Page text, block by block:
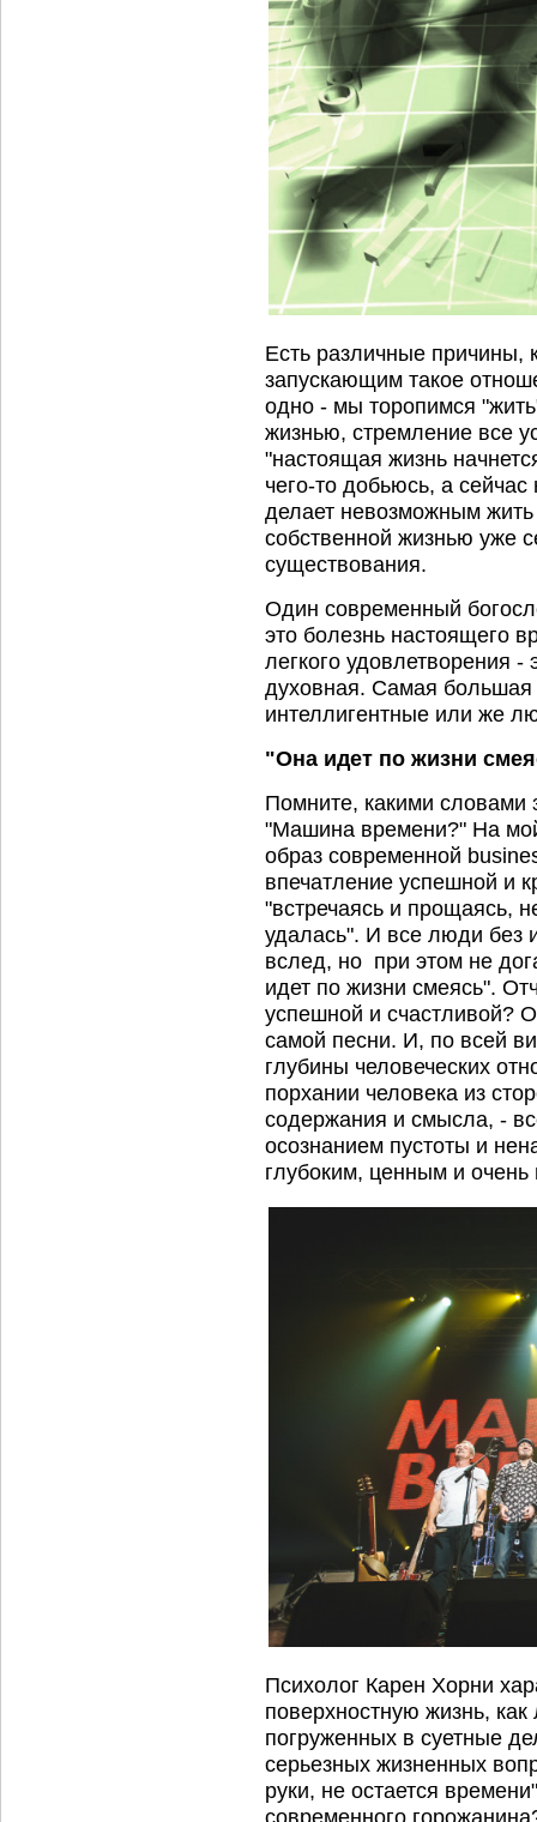
Есть различные причины,
запускающим такое
одно - мы торопимся
жизнью, стремление все
"настоящая жизнь
чего-то добьюсь, а
делает невозможным
собственной жизнью уже
существования.
Один современный
это болезнь настоящего
легкого удовлетворения
духовная. Самая
интеллигентные или же
"Она идет по жизни
Помните, какими словами
"Машина времени?" На
образ современной
впечатление успешной и
"встречаясь и прощаясь,
удалась". И все люди без
вслед, но при этом не
идет по жизни смеясь".
успешной и счастливой?
самой песни. И, по всей
глубины человеческих
порхании человека из
содержания и смысла, -
осознанием пустоты и
глубоким, ценным и
Психолог Карен Хорни
поверхностную жизнь,
погруженных в суетные
серьезных жизненных
руки, не остается
современного